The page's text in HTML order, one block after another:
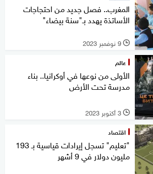
المغرب.. فصل جديد من احتجاجات
الأساتذة يهدد بـ"سنة بيضاء"
l 9 نوفمبر 2023
عالم
الأولى من نوعها في أوكرانيا.. بناء
مدرسة تحت الأرض
l 3 أكتوبر 2023
اقتصاد
"تعليم" تسجل إيرادات قياسية بـ 193
مليون دولار في 9 أشهر